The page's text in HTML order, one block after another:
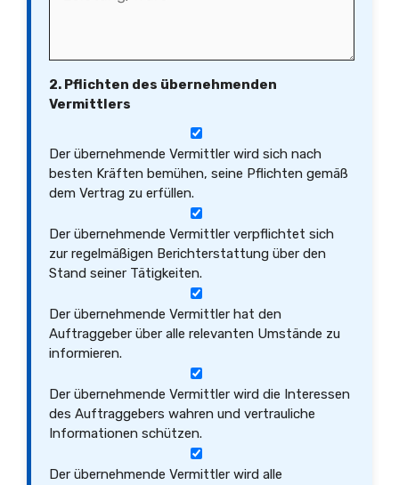
2. Pflichten des übernehmenden
Vermittlers
Der übernehmende Vermittler wird sich nach
besten Kräften bemühen, seine Pflichten gemäß
dem Vertrag zu erfüllen.
Der übernehmende Vermittler verpflichtet sich
zur regelmäßigen Berichterstattung über den
Stand seiner Tätigkeiten.
Der übernehmende Vermittler hat den
Auftraggeber über alle relevanten Umstände zu
informieren.
Der übernehmende Vermittler wird die Interessen
des Auftraggebers wahren und vertrauliche
Informationen schützen.
Der übernehmende Vermittler wird alle